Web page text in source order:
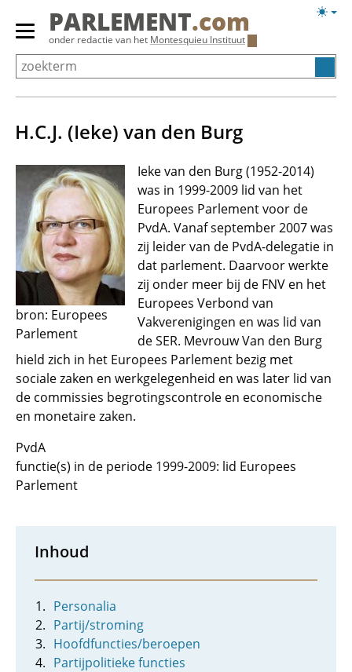
Overslaan
Primair
menu
tonen/verbergen
PARLEMENT.com
onder redactie van het Montesquieu Instituut
H.C.J. (Ieke) van den Burg
bron: Europees
Parlement
Ieke van den Burg (1952-2014)
was in 1999-2009 lid van het
Europees Parlement voor de
PvdA. Vanaf september 2007 was
zij leider van de PvdA-delegatie in
dat parlement. Daarvoor werkte
zij onder meer bij de FNV en het
Europees Verbond van
Vakverenigingen en was lid van
de SER. Mevrouw Van den Burg
hield zich in het Europees Parlement bezig met
sociale zaken en werkgelegenheid en was later lid van
de commissies begrotingscontrole en economische
en monetaire zaken.
PvdA
functie(s) in de periode 1999-2009: lid Europees
Parlement
Inhoud
Personalia
Partij/stroming
Hoofdfuncties/beroepen
Partijpolitieke functies